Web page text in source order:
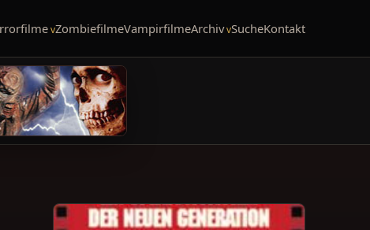
ZombiefilmeVampirfilmeArchiv SucheKontakt